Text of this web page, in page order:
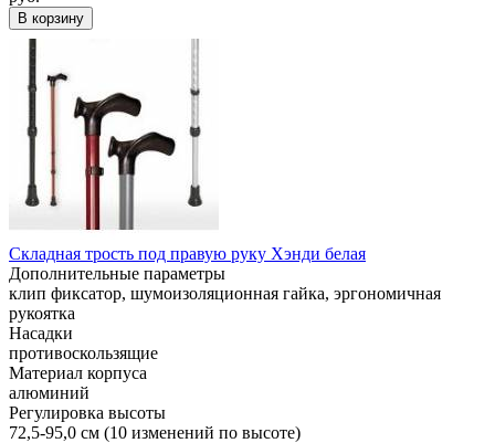
В корзину
Складная трость под правую руку Хэнди белая
Дополнительные параметры
клип фиксатор, шумоизоляционная гайка, эргономичная
рукоятка
Насадки
противоскользящие
Материал корпуса
алюминий
Регулировка высоты
72,5-95,0 см (10 изменений по высоте)